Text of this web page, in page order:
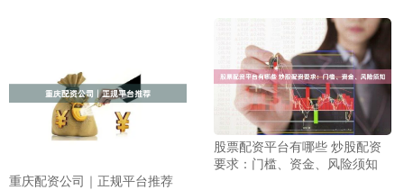
重庆配资公司｜正规平台推荐
股票配资平台有哪些 炒股配资
要求：门槛、资金、风险须知